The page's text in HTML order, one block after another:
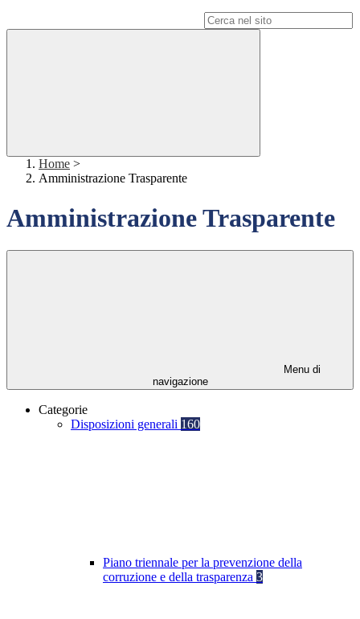
Home >
Amministrazione Trasparente
Amministrazione Trasparente
Menu di
navigazione
Categorie
Disposizioni generali 160
Piano triennale per la prevenzione della
corruzione e della trasparenza 3